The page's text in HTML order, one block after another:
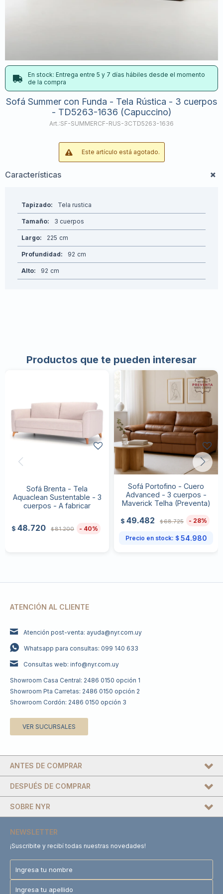
En stock: Entrega entre 5 y 7 días hábiles desde el momento
de la compra
Sofá Summer con Funda - Tela Rústica - 3 cuerpos
- TD5263-1636 (Capuccino)
SF-SUMMERCF-RUS-3CTD5263-1636
Este artículo está agotado.
Características
Tapizado Tela rustica
Tamaño 3 cuerpos
Largo 225
Profundidad 92
Alto 92
Productos que te pueden interesar
Sofá Brenta - Tela
Aquaclean Sustentable - 3
cuerpos - A fabricar
$ 48.720 $81.200 40
Sofá Portofino - Cuero
Advanced - 3 cuerpos -
Maverick Telha (Preventa)
$ 49.482 $68.725 28
Precio en stock: $ 54.980
ATENCIÓN AL CLIENTE
Atención post-venta: ayuda@nyr.com.uy
Whatsapp para consultas: 099 140 633
Consultas web: info@nyr.com.uy
Showroom Casa Central: 2486 0150 opción 1
Showroom Pta Carretas: 2486 0150 opción 2
Showroom Cordón: 2486 0150 opción 3
VER SUCURSALES
DESPUÉS DE COMPRAR
SOBRE NYR
ANTES DE COMPRAR
NEWSLETTER
¡Suscribite y recibí todas nuestras novedades!